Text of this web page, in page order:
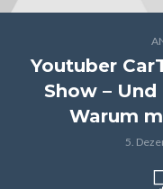
Youtuber
Show –
Warum
5.